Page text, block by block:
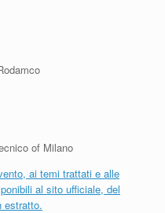
of Milano
ai temi trattati e alle
al sito ufficiale, del
estratto.